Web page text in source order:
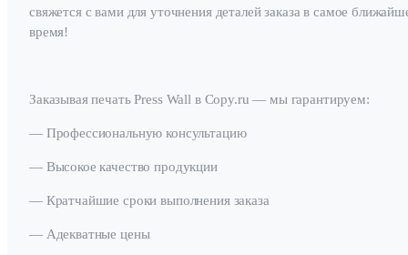
свяжется с вами для уточнения деталей заказа в самое
время!
Заказывая печать Press Wall в Copy.ru — мы гарантируем:
— Профессиональную консультацию
— Высокое качество продукции
— Кратчайшие сроки выполнения заказа
— Адекватные цены